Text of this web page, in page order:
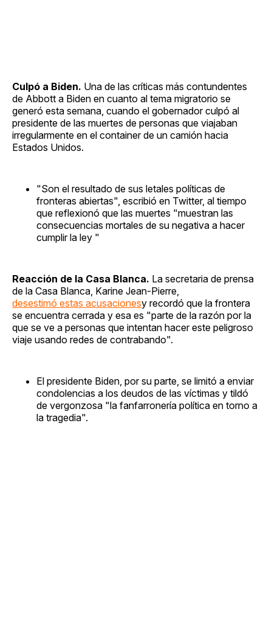
Culpó a Biden. Una de las críticas más contundentes
de Abbott a Biden en cuanto al tema migratorio se
generó esta semana, cuando el gobernador culpó al
presidente de las muertes de personas que viajaban
irregularmente en el container de un camión hacia
Estados Unidos.
"Son el resultado de sus letales políticas de
fronteras abiertas", escribió en Twitter, al tiempo
que reflexionó que las muertes "muestran las
consecuencias mortales de su negativa a hacer
cumplir la ley "
Reacción de la Casa Blanca. La secretaria de prensa
de la Casa Blanca, Karine Jean-Pierre,
desestimó estas acusacionesy recordó que la frontera
se encuentra cerrada y esa es "parte de la razón por la
que se ve a personas que intentan hacer este peligroso
viaje usando redes de contrabando".
El presidente Biden, por su parte, se limitó a enviar
condolencias a los deudos de las víctimas y tildó
de vergonzosa "la fanfarronería política en torno a
la tragedia".